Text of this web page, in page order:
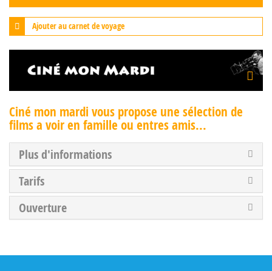
Ajouter au carnet de voyage
Ciné mon mardi vous propose une sélection de
films a voir en famille ou entres amis...
Plus d'informations
Tarifs
Ouverture